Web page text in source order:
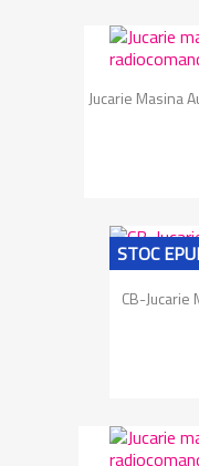
Jucarie Masina
CB-Jucarie
STOC